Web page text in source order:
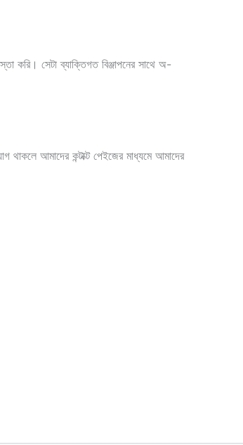
করি। সেটা ব্যাক্তিগত বিঞ্জাপনের সাথে অ-
আমাদের কন্টাক্ট পেইজের মাধ্যমে আমাদের